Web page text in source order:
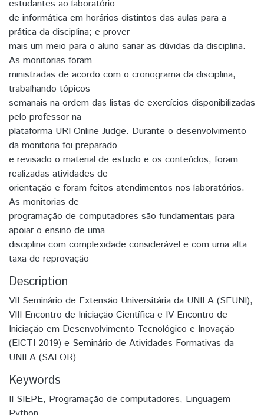
estudantes ao laboratório
de informática em horários distintos das aulas para a
prática da disciplina; e prover
mais um meio para o aluno sanar as dúvidas da disciplina.
As monitorias foram
ministradas de acordo com o cronograma da disciplina,
trabalhando tópicos
semanais na ordem das listas de exercícios disponibilizadas
pelo professor na
plataforma URI Online Judge. Durante o desenvolvimento
da monitoria foi preparado
e revisado o material de estudo e os conteúdos, foram
realizadas atividades de
orientação e foram feitos atendimentos nos laboratórios.
As monitorias de
programação de computadores são fundamentais para
apoiar o ensino de uma
disciplina com complexidade considerável e com uma alta
taxa de reprovação
Description
VII Seminário de Extensão Universitária da UNILA (SEUNI);
VIII Encontro de Iniciação Científica e IV Encontro de
Iniciação em Desenvolvimento Tecnológico e Inovação
(EICTI 2019) e Seminário de Atividades Formativas da
UNILA (SAFOR)
Keywords
II SIEPE, Programação de computadores, Linguagem